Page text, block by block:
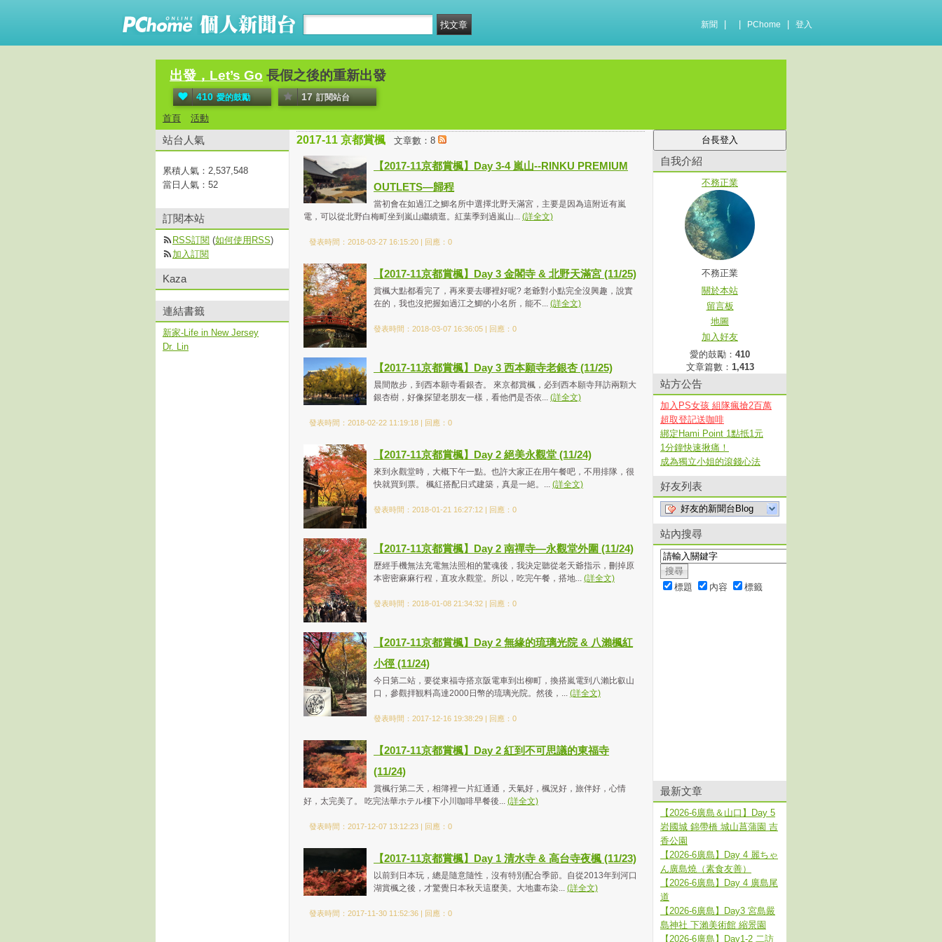
新聞 PChome 登入
出發，Let’s Go 長假之後的重新出發
410 愛的鼓勵 17 訂閱站台
首頁 活動
2017-11 京都賞楓 文章數：8
【2017-11京都賞楓】Day 3-4 嵐山--RINKU PREMIUM
OUTLETS—歸程
當初會在如過江之鯽名所中選擇北野天滿宮，主要是因為這附近有嵐
電，可以從北野白梅町坐到嵐山繼續逛。紅葉季到過嵐山... (詳全文)
發表時間：2018-03-27 16:15:20 | 回應：0
【2017-11京都賞楓】Day 3 金閣寺 & 北野天滿宮 (11/25)
賞楓大點都看完了，再來要去哪裡好呢? 老爺對小點完全沒興趣，說實
在的，我也沒把握如過江之鯽的小名所，能不... (詳全文)
發表時間：2018-03-07 16:36:05 | 回應：0
【2017-11京都賞楓】Day 3 西本願寺老銀杏 (11/25)
晨間散步，到西本願寺看銀杏。 來京都賞楓，必到西本願寺拜訪兩顆大
銀杏樹，好像探望老朋友一樣，看他們是否依... (詳全文)
發表時間：2018-02-22 11:19:18 | 回應：0
【2017-11京都賞楓】Day 2 絕美永觀堂 (11/24)
來到永觀堂時，大概下午一點。也許大家正在用午餐吧，不用排隊，很
快就買到票。 楓紅搭配日式建築，真是一絕。... (詳全文)
發表時間：2018-01-21 16:27:12 | 回應：0
【2017-11京都賞楓】Day 2 南禪寺—永觀堂外圍 (11/24)
歷經手機無法充電無法照相的驚魂後，我決定聽從老天爺指示，刪掉原
本密密麻麻行程，直攻永觀堂。所以，吃完午餐，搭地... (詳全文)
發表時間：2018-01-08 21:34:32 | 回應：0
【2017-11京都賞楓】Day 2 無緣的琉璃光院 & 八瀨楓紅
小徑 (11/24)
今日第二站，要從東福寺搭京阪電車到出柳町，換搭嵐電到八瀨比叡山
口，參觀拝観料高達2000日幣的琉璃光院。然後，... (詳全文)
發表時間：2017-12-16 19:38:29 | 回應：0
【2017-11京都賞楓】Day 2 紅到不可思議的東福寺
(11/24)
賞楓行第二天，相簿裡一片紅通通，天氣好，楓況好，旅伴好，心情
好，太完美了。 吃完法華ホテル樓下小川咖啡早餐後... (詳全文)
發表時間：2017-12-07 13:12:23 | 回應：0
【2017-11京都賞楓】Day 1 清水寺 & 高台寺夜楓 (11/23)
以前到日本玩，總是隨意隨性，沒有特別配合季節。自從2013年到河口
湖賞楓之後，才驚覺日本秋天這麼美。大地畫布染... (詳全文)
發表時間：2017-11-30 11:52:36 | 回應：0
自我介紹
不務正業
不務正業
關於本站
留言板
地圖
加入好友
愛的鼓勵： 410
文章篇數： 1,413
站方公告
加入PS女孩 組隊瘋搶2百萬
超取登記送咖啡
綁定Hami Point 1點抵1元
1分鐘快速揪痛！
成為獨立小姐的滾錢心法
好友列表
好友的新聞台Blog
站內搜尋
標題 內容 標籤
最新文章
【2026-6廣島＆山口】Day 5
岩國城 錦帶橋 城山菖蒲園 吉
香公園
【2026-6廣島】Day 4 麗ちゃ
ん廣島燒（素食友善）
【2026-6廣島】Day 4 廣島尾
道
【2026-6廣島】Day3 宮島嚴
島神社 下瀨美術館 縮景園
【2026-6廣島】Day1-2 二訪
站台人氣
累積人氣： 2,537,548
當日人氣： 52
訂閱本站
RSS訂閱 (如何使用RSS)
加入訂閱
Kaza
連結書籤
新家-Life in New Jersey
Dr. Lin